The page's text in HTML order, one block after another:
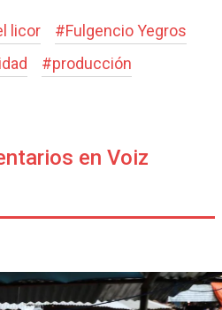
licor #Fulgencio Yegros
#producción
en Voiz